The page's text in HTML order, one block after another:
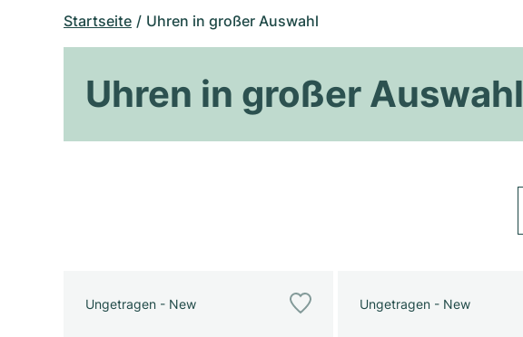
Startseite Uhren in großer Auswahl
Uhren in großer Auswahl
Ungetragen - New Ungetragen - New